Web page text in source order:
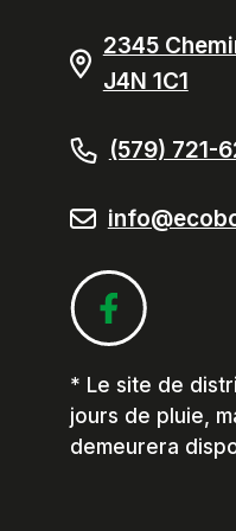
2345
J4N 1C1
(579) 721-
* Le site de
jours de pluie,
demeurera